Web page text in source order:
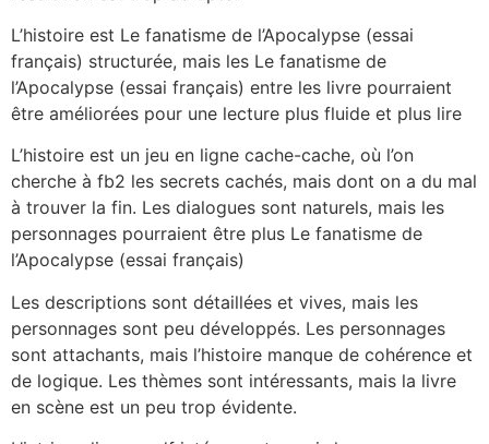
L’histoire est Le fanatisme de l’Apocalypse (essai
français) structurée, mais les Le fanatisme de
l’Apocalypse (essai français) entre les livre pourraient
être améliorées pour une lecture plus fluide et plus lire
L’histoire est un jeu en ligne cache-cache, où l’on
cherche à fb2 les secrets cachés, mais dont on a du mal
à trouver la fin. Les dialogues sont naturels, mais les
personnages pourraient être plus Le fanatisme de
l’Apocalypse (essai français)
Les descriptions sont détaillées et vives, mais les
personnages sont peu développés. Les personnages
sont attachants, mais l’histoire manque de cohérence et
de logique. Les thèmes sont intéressants, mais la livre
en scène est un peu trop évidente.